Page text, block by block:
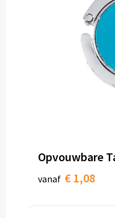
Opvouwbare
vanaf € 1,08